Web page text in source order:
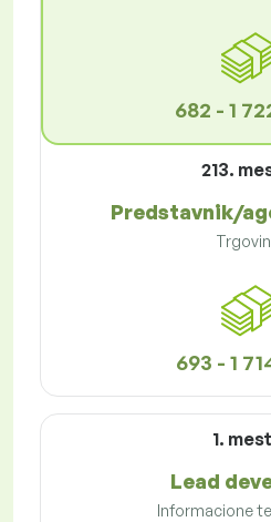
682 - 1
213.
Predstavnik/
693 - 1
1.
Lead
Informacione